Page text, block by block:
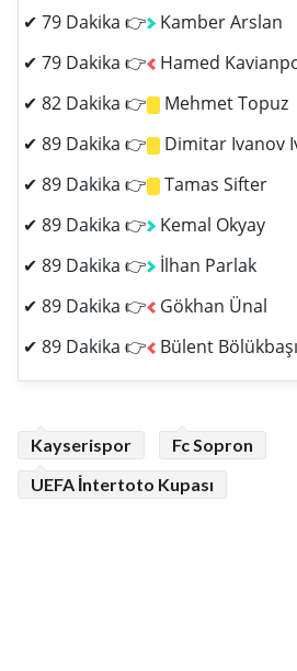
✔ 79 Dakika 👉 Kamber Arslan
✔ 79 Dakika 👉
Hamed
✔ 82 Dakika 👉
Mehmet Topuz
✔ 89 Dakika 👉
Dimitar Ivanov
✔ 89 Dakika 👉
Tamas Sifter
✔ 89 Dakika 👉 Kemal Okyay
✔ 89 Dakika 👉 İlhan Parlak
✔ 89 Dakika 👉
Gökhan Ünal
✔ 89 Dakika 👉
Bülent Bölükbaşı
Kayserispor
Fc Sopron
UEFA İntertoto Kupası